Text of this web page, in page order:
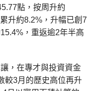
點，按周升約
升約8.2%，升幅已創7
，重返逾2年半高
，在專才與投資資金
較3月的歷史高位再升